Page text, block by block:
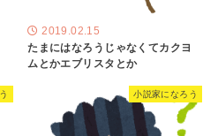
2019.02.15
たまにはなろうじゃなくてカクヨ
ムとかエブリスタとか
小説家になろう